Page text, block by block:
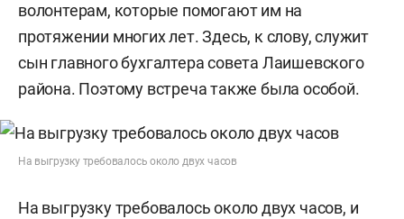
волонтерам, которые помогают им на
протяжении многих лет. Здесь, к слову, служит
сын главного бухгалтера совета Лаишевского
района. Поэтому встреча также была особой.
На выгрузку требовалось около двух часов
На выгрузку требовалось около двух часов, и